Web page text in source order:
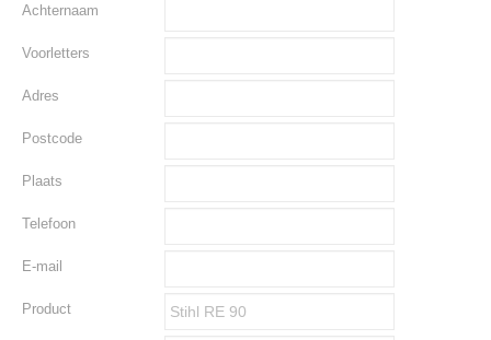
Achternaam
Voorletters
Adres
Postcode
Plaats
Telefoon
E-mail
Product